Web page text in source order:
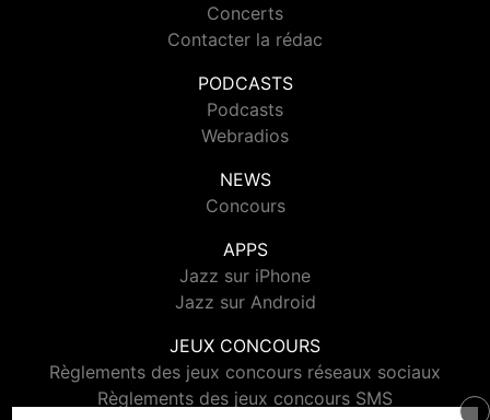
Concerts
Contacter la rédac
PODCASTS
Podcasts
Webradios
NEWS
Concours
APPS
Jazz sur iPhone
Jazz sur Android
JEUX CONCOURS
Règlements des jeux concours réseaux sociaux
Règlements des jeux concours SMS